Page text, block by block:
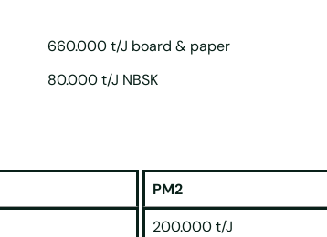
660.000 t/J board & paper
80.000 t/J NBSK
PM2
200.000 t/J